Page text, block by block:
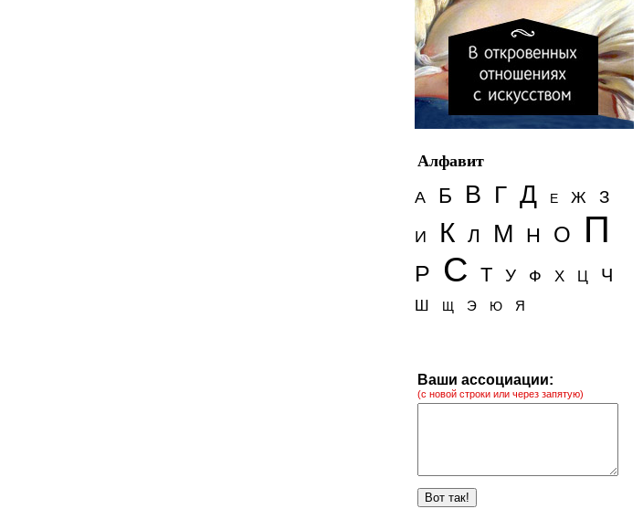
Алфавит
А
Б В Г Д Е Ж З
И К Л М Н О П
Р С Т У Ф Х Ц Ч
Ш Щ Э Ю Я
Ваши ассоциации:
(с новой строки или через запятую)